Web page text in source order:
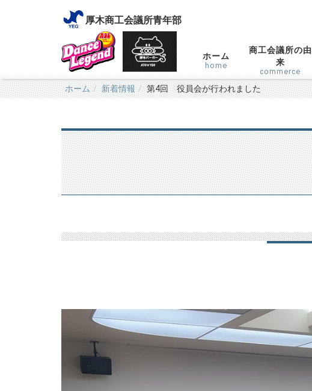
厚木商工会議所青年部
ホーム
home
商工会議所の由
来
commerce
ホーム
新着情報 第4回 役員会が行われました